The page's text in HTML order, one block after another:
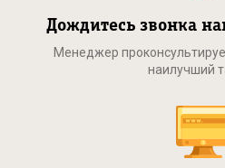
Дождитесь звонка
Менеджер
наилучший